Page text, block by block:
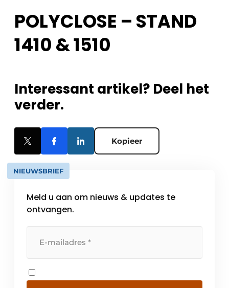
POLYCLOSE – STAND
1410 & 1510
Interessant artikel? Deel het
verder.
Kopieer
NIEUWSBRIEF
Meld u aan om nieuws & updates te
ontvangen.